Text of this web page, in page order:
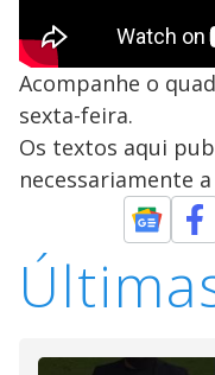
Acompanhe o
sexta-feira.
Os textos aqui
necessariamente